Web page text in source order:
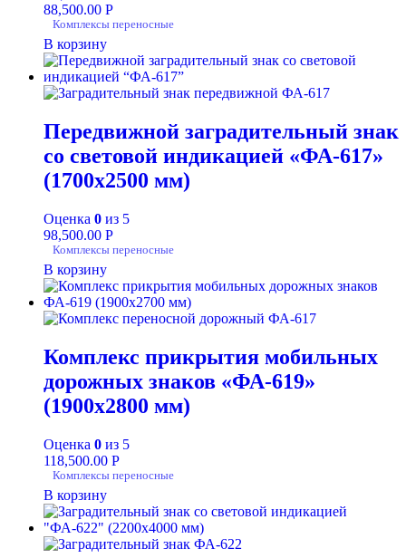
88,500.00 Р
Комплексы переносные
В корзину
Передвижной заградительный знак
со световой индикацией «ФА-617»
(1700х2500 мм)
Оценка 0 из 5
98,500.00 Р
Комплексы переносные
В корзину
Комплекс прикрытия мобильных
дорожных знаков «ФА-619»
(1900х2800 мм)
Оценка 0 из 5
118,500.00 Р
Комплексы переносные
В корзину